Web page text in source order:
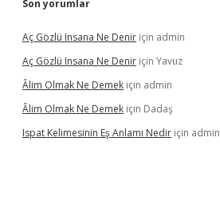
Son yorumlar
Aç Gözlü Insana Ne Denir için admin
Aç Gözlü Insana Ne Denir için Yavuz
Âlim Olmak Ne Demek için admin
Âlim Olmak Ne Demek için Dadaş
Ispat Kelimesinin Eş Anlamı Nedir için admin